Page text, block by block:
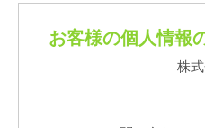
お客様の個人情報
株